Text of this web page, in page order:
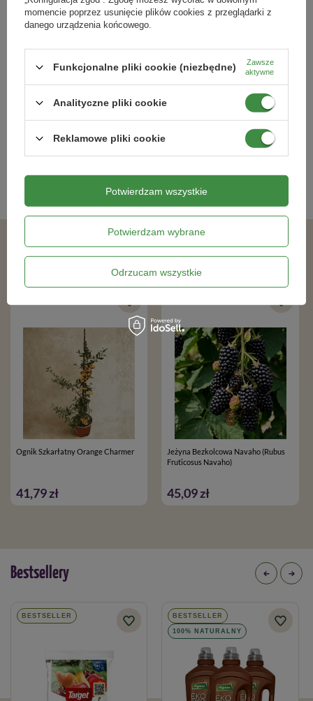
Berberys Thunberga 'Inspiration' –
49,49 zł
Bez Czarny Black Lace (Sambucus
Kategorie powiązane
Sadzonki roślin kwitnących,
Podobne produkty
Ognik Szkarłatny Orange Charmer
41,79 zł
Jeżyna Bezkolcowa Navaho (Rubus
Fruticosus Navaho)
45,09 zł
Bestsellery
BESTSELLER BESTSELLER
100% NATURALNY
momencie poprzez usunięcie plików cookies z przeglądarki z
danego urządzenia końcowego.
Funkcjonalne pliki cookie (niezbędne)
Zawsze
aktywne
Analityczne pliki cookie
Reklamowe pliki cookie
Potwierdzam wybrane
Odrzucam wszystkie
Potwierdzam wszystkie